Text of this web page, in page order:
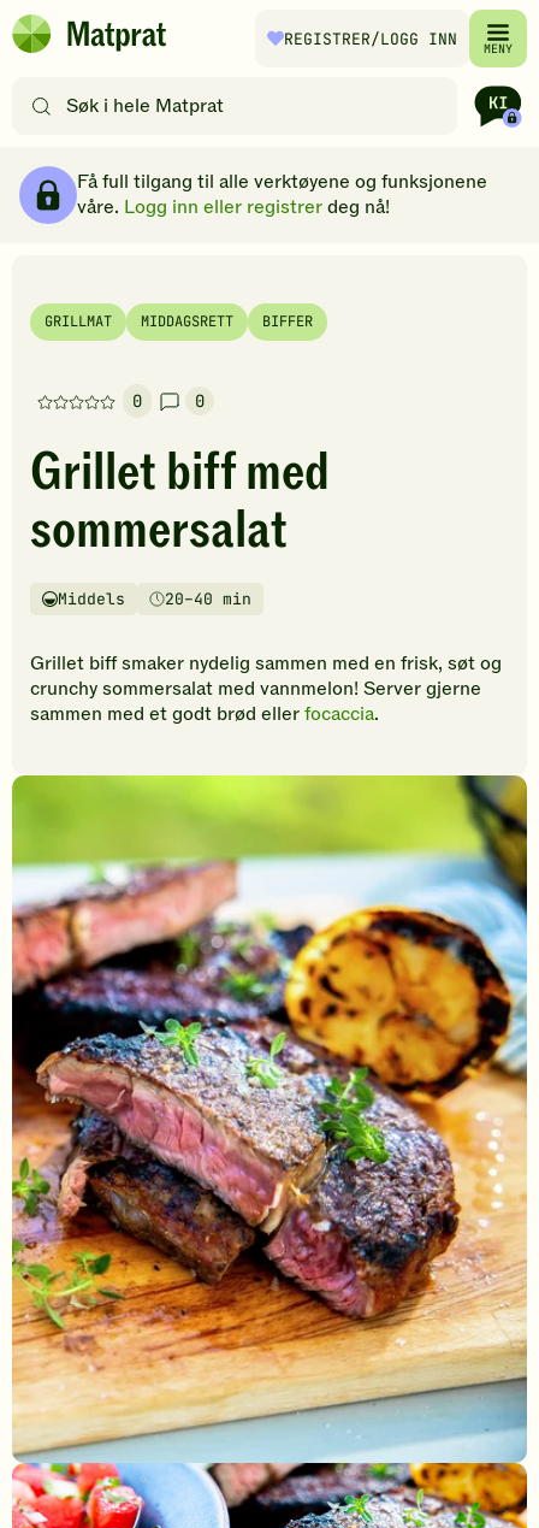
Hopp til hovedinnhold
Matprat
REGISTRER/LOGG INN MENY
etter
filtre
Få full tilgang til alle verktøyene og funksjonene
våre. Logg inn eller registrerdeg nå!
GRILLMAT MIDDAGSRETT BIFFER
0
Denne
har
foreløpig
ingen
vurderinger.
den
til
å
vurdere
0
Grillet biff med
sommersalat
Vanskelighetsgrad
Middels
Tilberedningstid20–40 min
Grillet biff smaker nydelig sammen med en frisk, søt og
crunchy sommersalat med vannmelon! Server gjerne
sammen med et godt brød ellerfocaccia.